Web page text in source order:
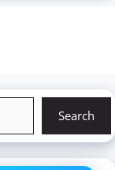
Search